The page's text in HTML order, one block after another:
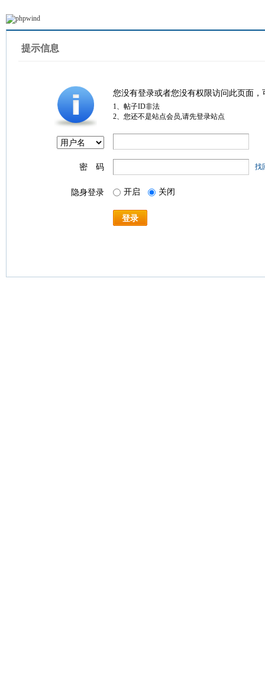
提示信息
您没有登录或者您没有权限访问此页面
1、帖子ID非法
2、您还不是站点会员,请先登录站点
密 码 找
隐身登录 开启 关闭
登录